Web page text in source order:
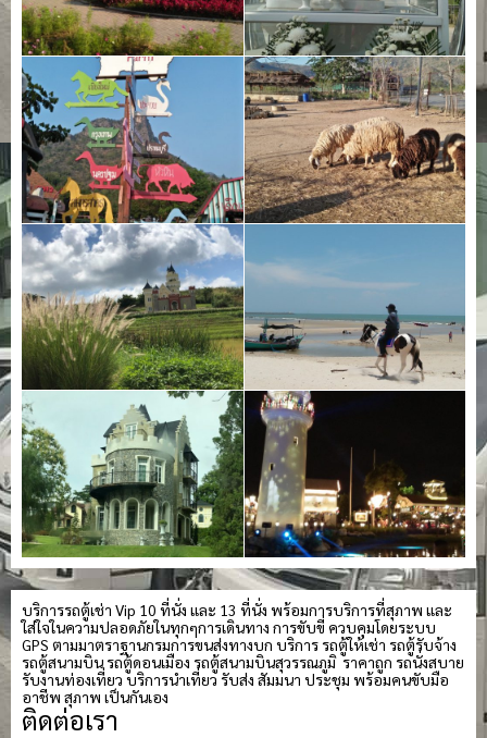
บริการรถตู้เช่า Vip 10 ที่นั่ง และ 13 ที่นั่ง พร้อมการบริการที่สุภาพ และ
ใส่ใจในความปลอดภัยในทุกๆการเดินทาง การขับขี่ ควบคุมโดยระบบ
GPS ตามมาตราฐานกรมการขนส่งทางบก บริการ รถตู้ให้เช่า รถตู้รับจ้าง
รถตู้สนามบิน รถตู้ดอนเมือง รถตู้สนามบินสุวรรณภูมิ ราคาถูก รถนั่งสบาย
รับงานท่องเที่ยว บริการนำเที่ยว รับส่ง สัมมนา ประชุม พร้อมคนขับมือ
อาชีพ สุภาพ เป็นกันเอง
ติดต่อเรา